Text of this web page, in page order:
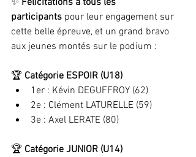
✨ Félicitations à tous les
participants pour leur engagement sur
cette belle épreuve, et un grand bravo
aux jeunes montés sur le podium :
🏆 Catégorie ESPOIR (U18)
1er : Kévin DEGUFFROY (62)
2e : Clément LATURELLE (59)
3e : Axel LERATE (80)
🏆 Catégorie JUNIOR (U14)